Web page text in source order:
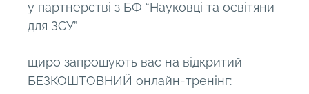
у партнерстві з БФ “Науковці та освітяни
для ЗСУ”
щиро запрошують вас на відкритий
БЕЗКОШТОВНИЙ онлайн-тренінг: